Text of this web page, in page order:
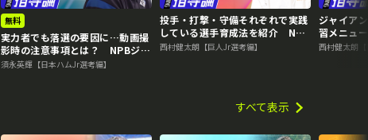
無料
実力者でも落選の要因に…動画撮
影時の注意事項とは？ NPBジュ
ニア合格のために必要な準備
須永英輝【日本ハムJr選考編】
投手・打撃・守備それぞれで実践
している選手育成法を紹介 NPB
ジュニア合格のために必要な準備
西村健太朗【巨人Jr選考編】
ジャイア
習メニュ
ュニア合
西村健太朗
すべて表示